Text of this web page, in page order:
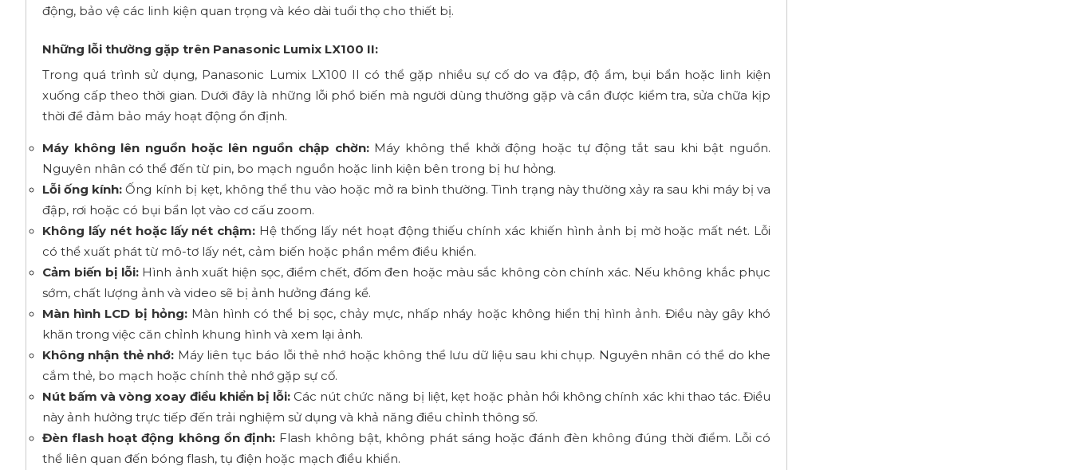
động, bảo vệ các linh kiện quan trọng và kéo dài tuổi thọ cho thiết bị.
Những lỗi thường gặp trên Panasonic Lumix LX100 II:
Trong quá trình sử dụng, Panasonic Lumix LX100 II có thể gặp nhiều sự cố do va đập, độ ẩm, bụi bẩn hoặc linh kiện
xuống cấp theo thời gian. Dưới đây là những lỗi phổ biến mà người dùng thường gặp và cần được kiểm tra, sửa chữa kịp
thời để đảm bảo máy hoạt động ổn định.
Máy không lên nguồn hoặc lên nguồn chập chờn:Máy không thể khởi động hoặc tự động tắt sau khi bật nguồn.
Nguyên nhân có thể đến từ pin, bo mạch nguồn hoặc linh kiện bên trong bị hư hỏng.
Lỗi ống kính: Ống kính bị kẹt, không thể thu vào hoặc mở ra bình thường. Tình trạng này thường xảy ra sau khi máy bị va
đập, rơi hoặc có bụi bẩn lọt vào cơ cấu zoom.
Không lấy nét hoặc lấy nét chậm: Hệ thống lấy nét hoạt động thiếu chính xác khiến hình ảnh bị mờ hoặc mất nét. Lỗi
có thể xuất phát từ mô-tơ lấy nét, cảm biến hoặc phần mềm điều khiển.
Cảm biến bị lỗi: Hình ảnh xuất hiện sọc, điểm chết, đốm đen hoặc màu sắc không còn chính xác. Nếu không khắc phục
sớm, chất lượng ảnh và video sẽ bị ảnh hưởng đáng kể.
Màn hình LCD bị hỏng:Màn hình có thể bị sọc, chảy mực, nhấp nháy hoặc không hiển thị hình ảnh. Điều này gây khó
khăn trong việc căn chỉnh khung hình và xem lại ảnh.
Không nhận thẻ nhớ: Máy liên tục báo lỗi thẻ nhớ hoặc không thể lưu dữ liệu sau khi chụp. Nguyên nhân có thể do khe
cắm thẻ, bo mạch hoặc chính thẻ nhớ gặp sự cố.
Nút bấm và vòng xoay điều khiển bị lỗi:Các nút chức năng bị liệt, kẹt hoặc phản hồi không chính xác khi thao tác. Điều
này ảnh hưởng trực tiếp đến trải nghiệm sử dụng và khả năng điều chỉnh thông số.
Đèn flash hoạt động không ổn định:Flash không bật, không phát sáng hoặc đánh đèn không đúng thời điểm. Lỗi có
thể liên quan đến bóng flash, tụ điện hoặc mạch điều khiển.